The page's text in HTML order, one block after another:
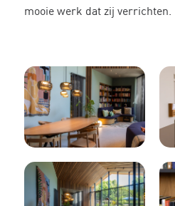
mooie werk dat zij verrichten.